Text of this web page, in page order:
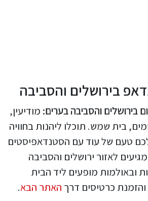
בירושלים והסביבה
בירושלים והסביבה בערים: מודיעין,
בית שמש. תוכלו ליהנות בחוויה
טעם של עוד עם הסטנדאפיסטים
לאזור ירושלים והסביבה
ובאולמות מופעים ליד הבית
כרטיסים דרך האתר הבא.